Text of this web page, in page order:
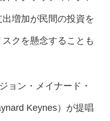
増加が民間の投資を
クを懸念することも
ョン・メイナード・
Keynes）が提唱